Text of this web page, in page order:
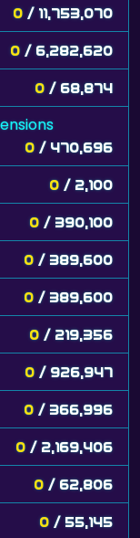
0 / 11,753,070
0 / 6,282,620
0 / 68,874
0 / 470,696
0 / 2,100
0 / 390,100
0 / 389,600
0 / 389,600
0 / 219,356
0 / 926,947
0 / 366,996
0 / 2,169,406
0 / 62,806
0 / 55,145